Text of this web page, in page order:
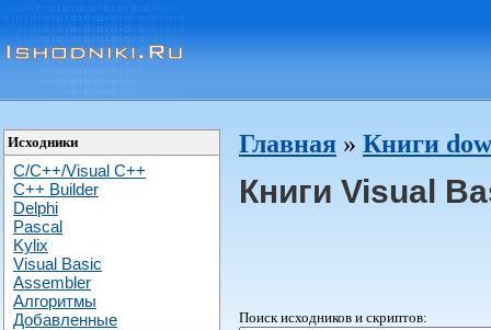
Исходники
C/C++/Visual C++
С++ Builder
Delphi
Pascal
Kylix
Visual Basic
Assembler
Алгоритмы
Добавленные
Главная » Книги
Книги Visual
Поиск исходников и скриптов: